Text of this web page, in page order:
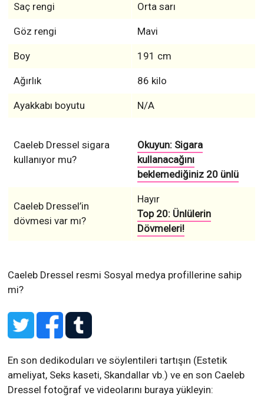
Saç rengi Orta sarı
Göz rengi Mavi
Boy 191 cm
Ağırlık 86 kilo
Ayakkabı boyutu N/A
Caeleb Dressel sigara
kullanıyor mu?
Okuyun: Sigara
kullanacağını
beklemediğiniz 20 ünlü
Caeleb Dressel’in
dövmesi var mı?
Hayır
Top 20: Ünlülerin
Dövmeleri!
Caeleb Dressel resmi Sosyal medya profillerine sahip
mi?
En son dedikoduları ve söylentileri tartışın (Estetik
ameliyat, Seks kaseti, Skandallar vb.) ve en son Caeleb
Dressel fotoğraf ve videolarını buraya yükleyin: